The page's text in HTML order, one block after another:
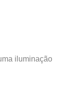
iluminação